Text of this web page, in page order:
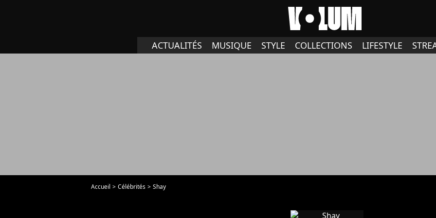
ACTUALITÉS MUSIQUE STYLE COLLECTIONS LIFESTYLE
Accueil Célébrités Shay